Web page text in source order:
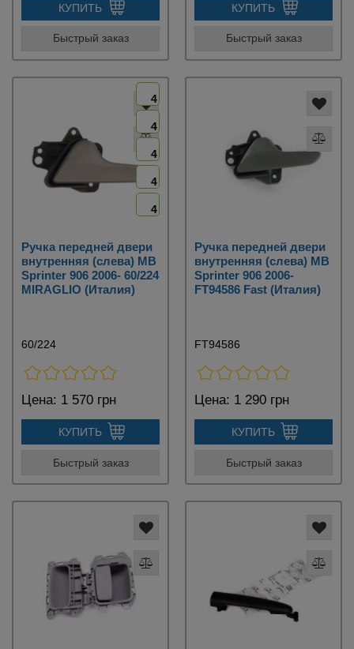
КУПИТЬ
Быстрый заказ
КУПИТЬ
Быстрый заказ
4
4
4
4
4
Ручка передней двери
внутренняя (слева) MB
Sprinter 906 2006- 60/224
MIRAGLIO (Италия)
60/224
Цена: 1 570 грн
КУПИТЬ
Быстрый заказ
Ручка передней двери
внутренняя (слева) MB
Sprinter 906 2006-
FT94586 Fast (Италия)
FT94586
Цена: 1 290 грн
КУПИТЬ
Быстрый заказ